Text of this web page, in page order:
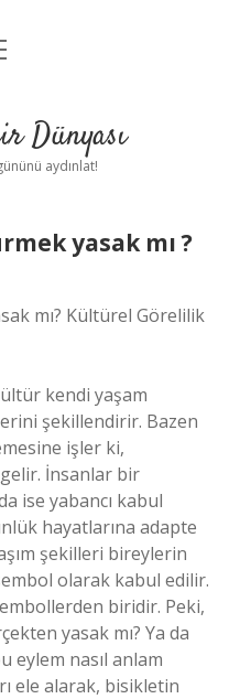
Dünyası
aydınlat!
yasak mı ?
mı? Kültürel Görelilik
kendi yaşam
şekillendirir. Bazen
işler ki,
İnsanlar bir
ise yabancı kabul
hayatlarına adapte
şekilleri bireylerin
olarak kabul edilir.
biridir. Peki,
yasak mı? Ya da
eylem nasıl anlam
ele alarak, bisikletin